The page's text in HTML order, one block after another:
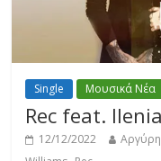
Single Μουσικά Νέα
Rec feat.
12/12/2022